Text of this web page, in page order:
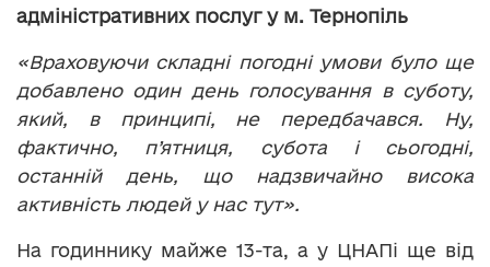
адміністративних послуг у м. Тернопіль
«Враховуючи складні погодні умови було ще
добавлено один день голосування в суботу,
який, в принципі, не передбачався. Ну,
фактично, п’ятниця, субота і сьогодні,
останній день, що надзвичайно висока
активність людей у нас тут».
На годиннику майже 13-та, а у ЦНАПі ще від